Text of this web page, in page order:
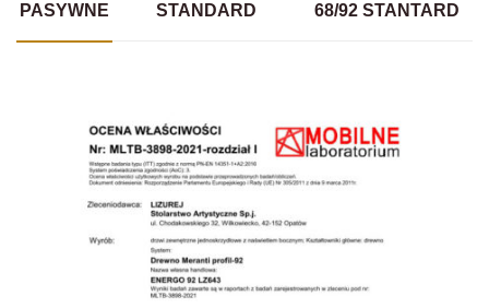
PASYWNE
STANDARD
68/92 STANTARD